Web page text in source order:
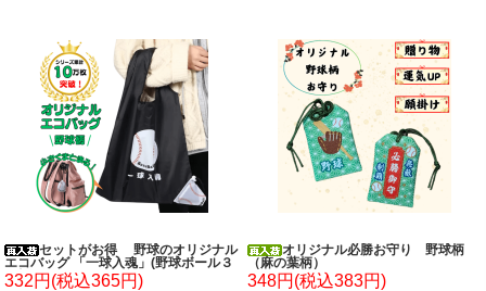
セットがお得 野球のオリジナル
エコバッグ 「一球入魂」(野球ボール３
つ柄) 単価324円～
332円(税込365円)
オリジナル必勝お守り 野球柄
（麻の葉柄）
348円(税込383円)